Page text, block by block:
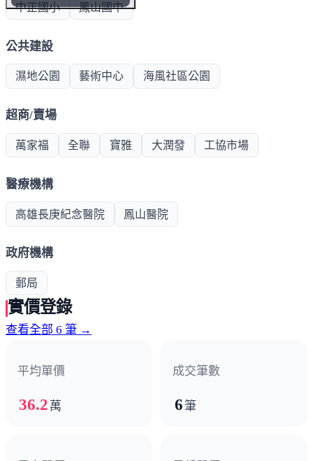
中正國小 鳳山國中
公共建設
濕地公園 藝術中心 海風社區公園
超商/賣場
萬家福 全聯 寶雅 大潤發 工協市場
醫療機構
高雄長庚紀念醫院 鳳山醫院
政府機構
郵局
實價登錄
查看全部 6 筆 →
平均單價
36.2 萬
成交筆數
6筆